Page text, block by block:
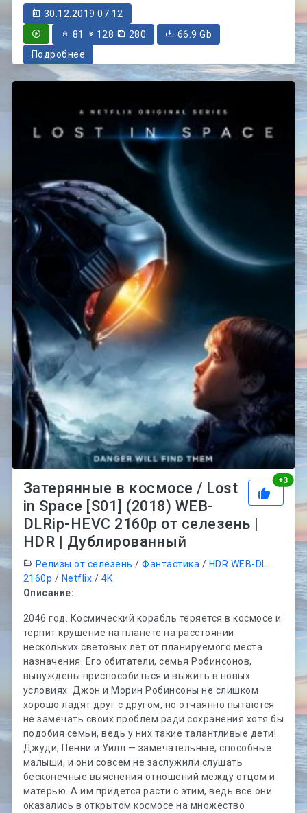
30.12.2019 07:12
81
128 280
66.9 Gb
Подробнее
+3
Затерянные в космосе / Lost
in Space [S01] (2018) WEB-
DLRip-HEVC 2160p от селезень |
HDR | Дублированный
Релизы от селезень /Фантастика / HDR WEB-DL
2160p / Netflix / 4K
Описание:
2046 год. Космический корабль теряется в космосе и
терпит крушение на планете на расстоянии
нескольких световых лет от планируемого места
назначения. Его обитатели, семья Робинсонов,
вынуждены приспособиться и выжить в новых
условиях. Джон и Морин Робинсоны не слишком
хорошо ладят друг с другом, но отчаянно пытаются
не замечать своих проблем ради сохранения хотя бы
подобия семьи, ведь у них такие талантливые дети!
Джуди, Пенни и Уилл — замечательные, способные
малыши, и они совсем не заслужили слушать
бесконечные выяснения отношений между отцом и
матерью. А им придется расти с этим, ведь все они
оказались в открытом космосе на множество